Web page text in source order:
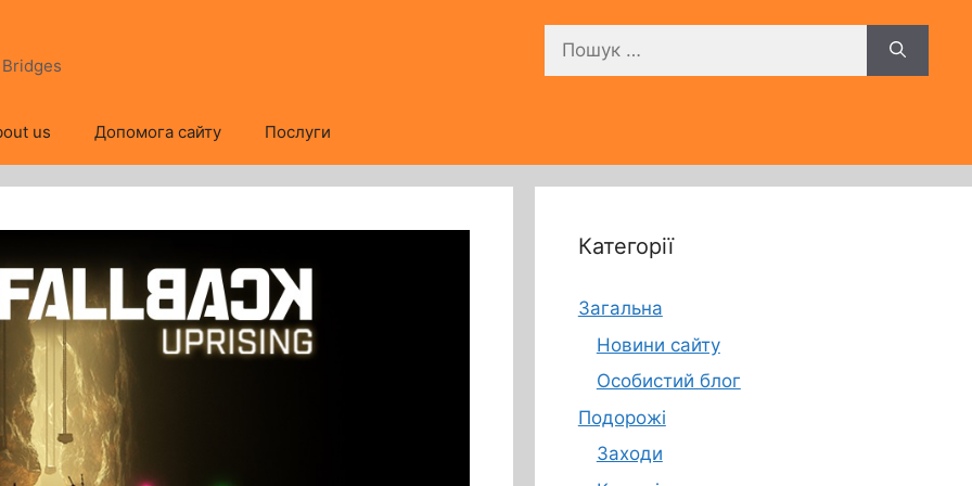
us Допомога сайту Послуги
Категорії
Загальна
Новини сайту
Особистий блог
Подорожі
Заходи